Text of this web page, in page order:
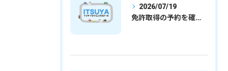
2026/07/19
免許取得の予約を確実に取るための最新ガイドと一発試験合格の実践法